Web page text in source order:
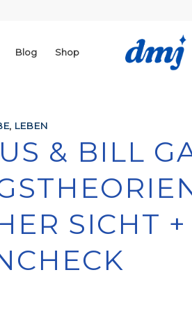
Blog Shop
, LEBEN
& BILL
SICHT +